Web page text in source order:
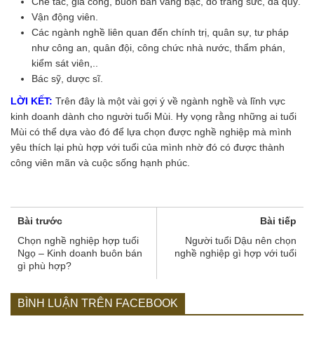
Vận động viên.
Các ngành nghề liên quan đến chính trị, quân sự, tư pháp
như công an, quân đội, công chức nhà nước, thẩm phán,
kiểm sát viên,..
Bác sỹ, dược sĩ.
LỜI KẾT: Trên đây là một vài gợi ý về ngành nghề và lĩnh vực
kinh doanh dành cho người tuổi Mùi. Hy vọng rằng những ai tuổi
Mùi có thể dựa vào đó để lựa chọn được nghề nghiệp mà mình
yêu thích lại phù hợp với tuổi của mình nhờ đó có được thành
công viên mãn và cuộc sống hạnh phúc.
Bài trước
Chọn nghề nghiệp hợp tuổi
Ngọ – Kinh doanh buôn bán
gì phù hợp?
Bài tiếp
Người tuổi Dậu nên chọn
nghề nghiệp gì hợp với tuổi
BÌNH LUẬN TRÊN FACEBOOK